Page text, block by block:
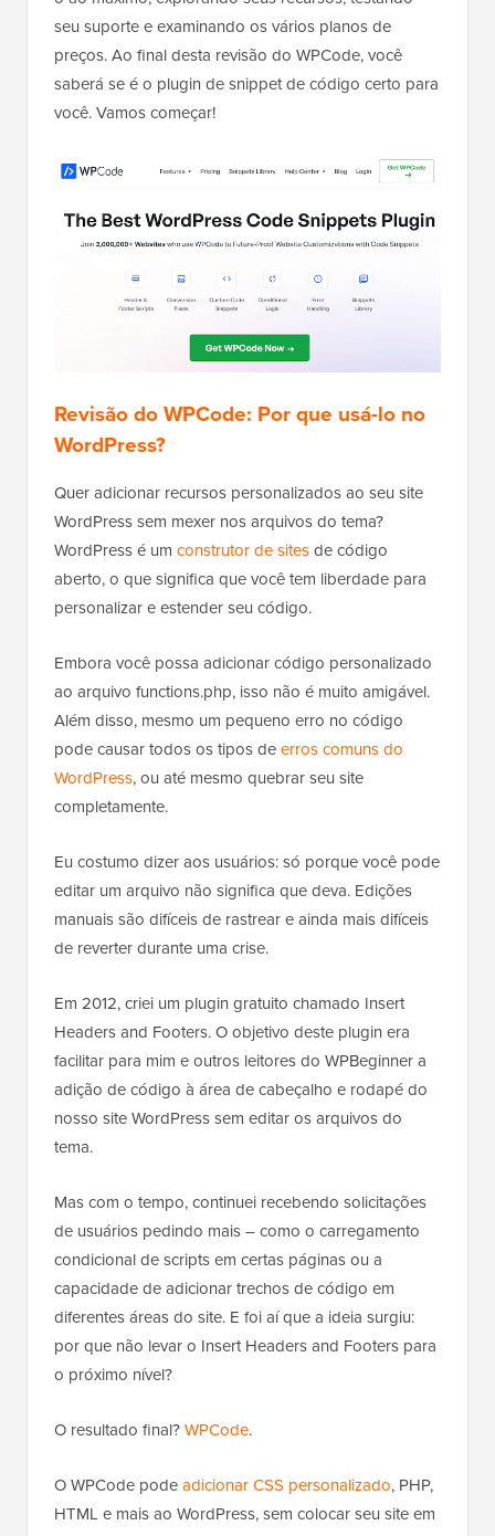
seu suporte e examinando os vários planos de
preços. Ao final desta revisão do WPCode, você
saberá se é o plugin de snippet de código certo para
você. Vamos começar!
Revisão do WPCode: Por que usá-lo no
WordPress?
Quer adicionar recursos personalizados ao seu site
WordPress sem mexer nos arquivos do tema?
WordPress é um construtor de sitesde código
aberto, o que significa que você tem liberdade para
personalizar e estender seu código.
Embora você possa adicionar código personalizado
ao arquivo functions.php, isso não é muito amigável.
Além disso, mesmo um pequeno erro no código
pode causar todos os tipos deerros comuns do
WordPress, ou até mesmo quebrar seu site
completamente.
Eu costumo dizer aos usuários: só porque você pode
editar um arquivo não significa que deva. Edições
manuais são difíceis de rastrear e ainda mais difíceis
de reverter durante uma crise.
Em 2012, criei um plugin gratuito chamado Insert
Headers and Footers. O objetivo deste plugin era
facilitar para mim e outros leitores do WPBeginner a
adição de código à área de cabeçalho e rodapé do
nosso site WordPress sem editar os arquivos do
tema.
Mas com o tempo, continuei recebendo solicitações
de usuários pedindo mais – como o carregamento
condicional de scripts em certas páginas ou a
capacidade de adicionar trechos de código em
diferentes áreas do site. E foi aí que a ideia surgiu:
por que não levar o Insert Headers and Footers para
o próximo nível?
O resultado final?WPCode.
O WPCode podeadicionar CSS personalizado, PHP,
HTML e mais ao WordPress, sem colocar seu site em